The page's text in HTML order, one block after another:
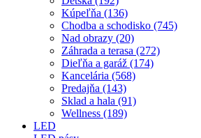
Kúpeľňa (136)
Chodba a schodisko (745)
Nad obrazy (20)
Záhrada a terasa (272)
Dieľňa a garáž (174)
Kancelária (568)
Predajňa (143)
Sklad a hala (91)
Wellness (189)
LED